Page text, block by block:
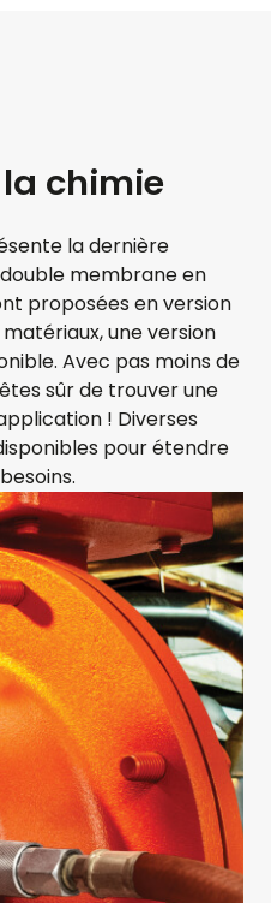
chimie
la dernière
membrane en
proposées en version
matériaux, une version
Avec pas moins de
sûr de trouver une
! Diverses
pour étendre